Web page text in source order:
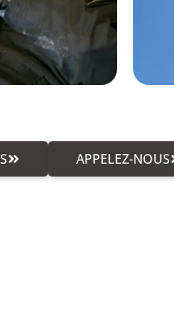
APPELEZ-NOUS